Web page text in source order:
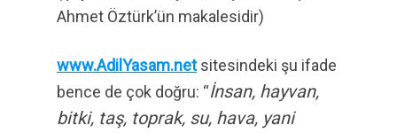
Ahmet Öztürk’ün makalesidir)
www.AdilYasam.netsitesindeki şu ifade
bence de çok doğru: “İnsan, hayvan,
bitki, taş, toprak, su, hava, yani